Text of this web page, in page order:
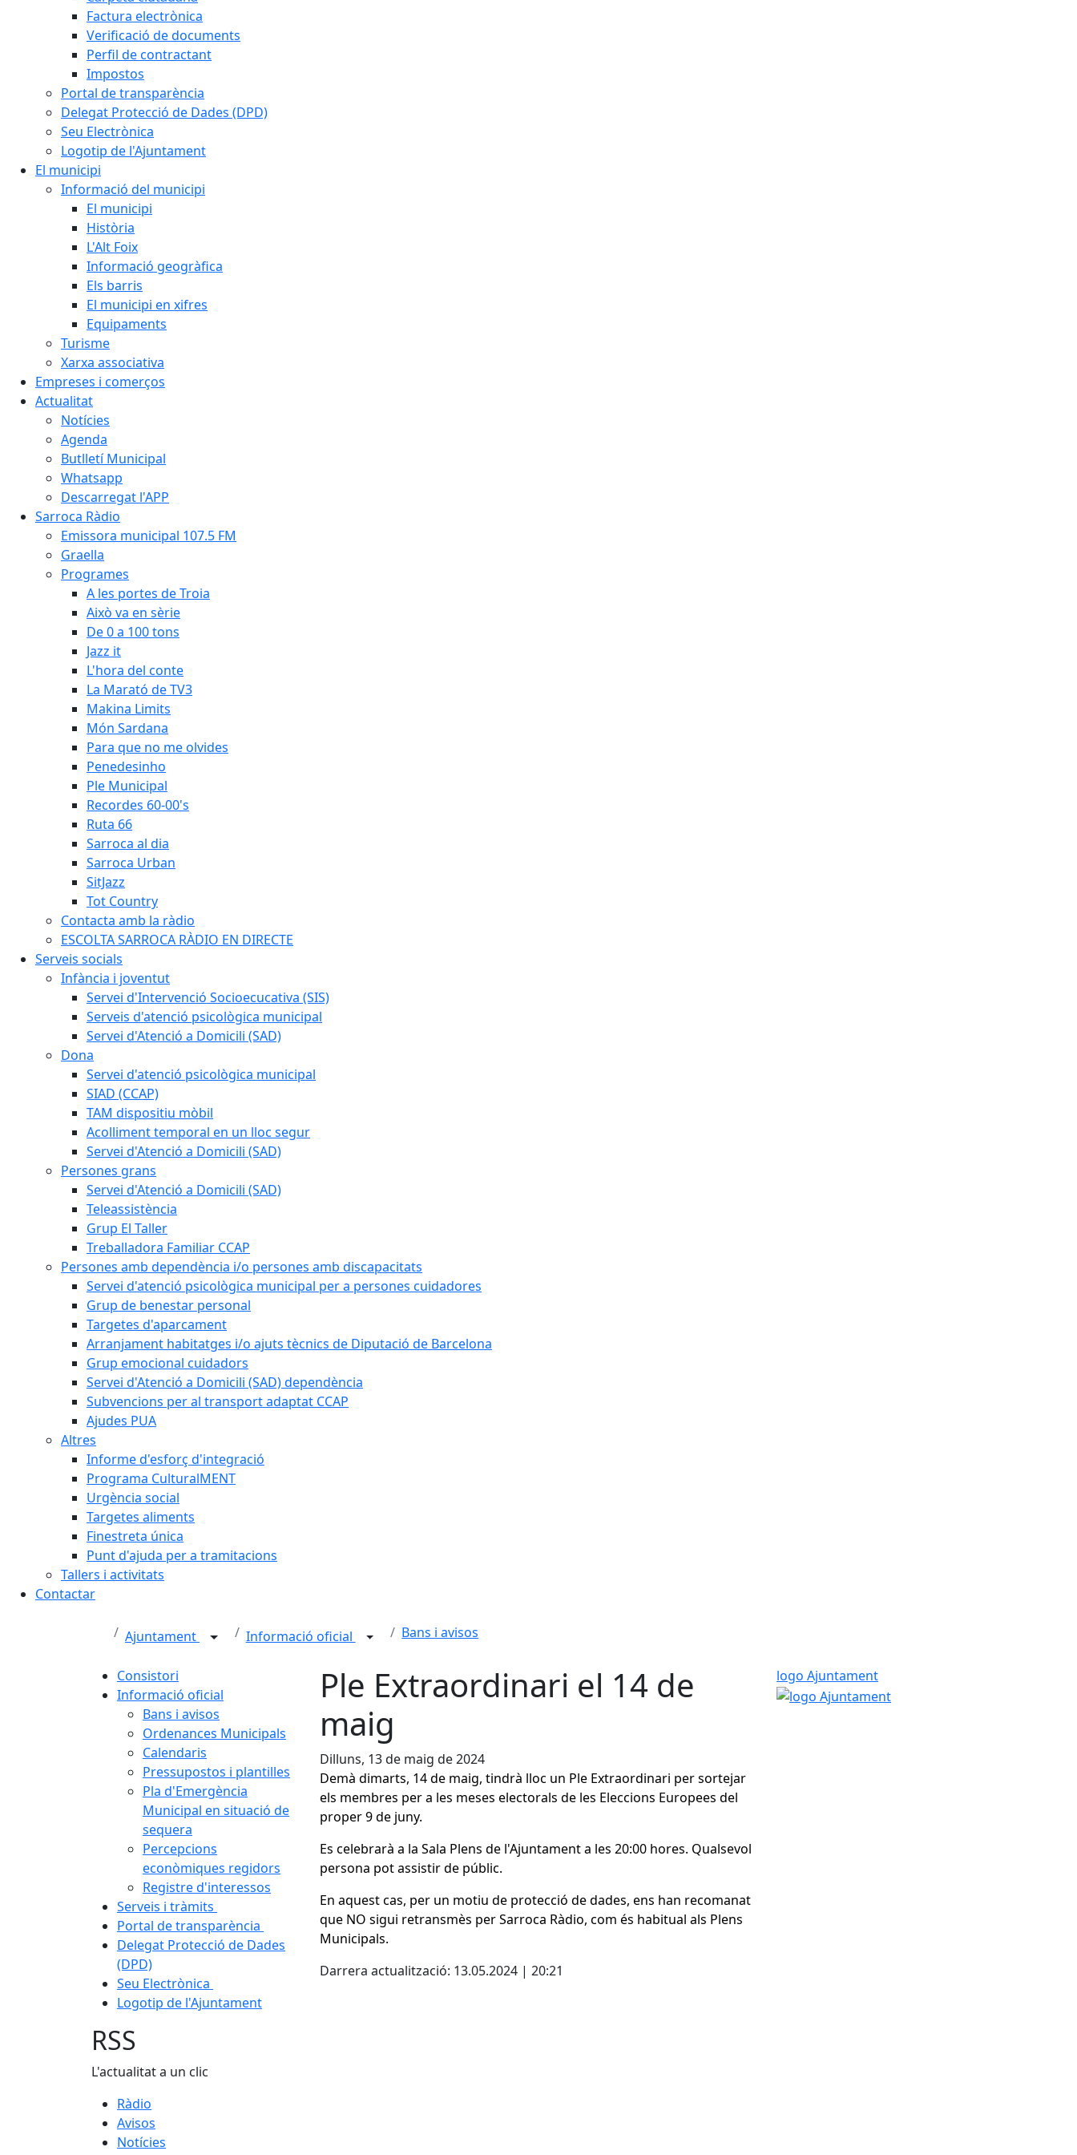
Factura electrònica
Verificació de documents
Perfil de contractant
Impostos
Portal de transparència
Delegat Protecció de Dades (DPD)
Seu Electrònica
Logotip de l'Ajuntament
El municipi
Informació del municipi
El municipi
Història
L'Alt Foix
Informació geogràfica
Els barris
El municipi en xifres
Equipaments
Turisme
Xarxa associativa
Empreses i comerços
Actualitat
Notícies
Agenda
Butlletí Municipal
Whatsapp
Descarregat l'APP
Sarroca Ràdio
Emissora municipal 107.5 FM
Graella
Programes
A les portes de Troia
Això va en sèrie
De 0 a 100 tons
Jazz it
L'hora del conte
La Marató de TV3
Makina Limits
Món Sardana
Para que no me olvides
Penedesinho
Ple Municipal
Recordes 60-00's
Ruta 66
Sarroca al dia
Sarroca Urban
SitJazz
Tot Country
Contacta amb la ràdio
ESCOLTA SARROCA RÀDIO EN DIRECTE
Serveis socials
Infància i joventut
Servei d'Intervenció Socioecucativa (SIS)
Serveis d'atenció psicològica municipal
Servei d'Atenció a Domicili (SAD)
Dona
Servei d'atenció psicològica municipal
SIAD (CCAP)
TAM dispositiu mòbil
Acolliment temporal en un lloc segur
Servei d'Atenció a Domicili (SAD)
Persones grans
Servei d'Atenció a Domicili (SAD)
Teleassistència
Grup El Taller
Treballadora Familiar CCAP
Persones amb dependència i/o persones amb discapacitats
Servei d'atenció psicològica municipal per a persones cuidadores
Grup de benestar personal
Targetes d'aparcament
Arranjament habitatges i/o ajuts tècnics de Diputació de Barcelona
Grup emocional cuidadors
Servei d'Atenció a Domicili (SAD) dependència
Subvencions per al transport adaptat CCAP
Ajudes PUA
Altres
Informe d'esforç d'integració
Programa CulturalMENT
Urgència social
Targetes aliments
Finestreta única
Punt d'ajuda per a tramitacions
Tallers i activitats
Contactar
Ajuntament Informació oficial Bans i avisos
Consistori
Informació oficial
Bans i avisos
Ordenances Municipals
Calendaris
Pressupostos i plantilles
Pla d'Emergència
Municipal en situació de
sequera
Percepcions
econòmiques regidors
Registre d'interessos
Serveis i tràmits
Portal de transparència
Delegat Protecció de Dades
(DPD)
Seu Electrònica
Logotip de l'Ajuntament
Ple Extraordinari el 14 de
maig
Dilluns, 13 de maig de 2024
Demà dimarts, 14 de maig, tindrà lloc un Ple Extraordinari per sortejar
els membres per a les meses electorals de les Eleccions Europees del
proper 9 de juny.
Es celebrarà a la Sala Plens de l'Ajuntament a les 20:00 hores. Qualsevol
persona pot assistir de públic.
En aquest cas, per un motiu de protecció de dades, ens han recomanat
que NO sigui retransmès per Sarroca Ràdio, com és habitual als Plens
Municipals.
Darrera actualització: 13.05.2024 | 20:21
logo Ajuntament
RSS
L'actualitat a un clic
Ràdio
Avisos
Notícies